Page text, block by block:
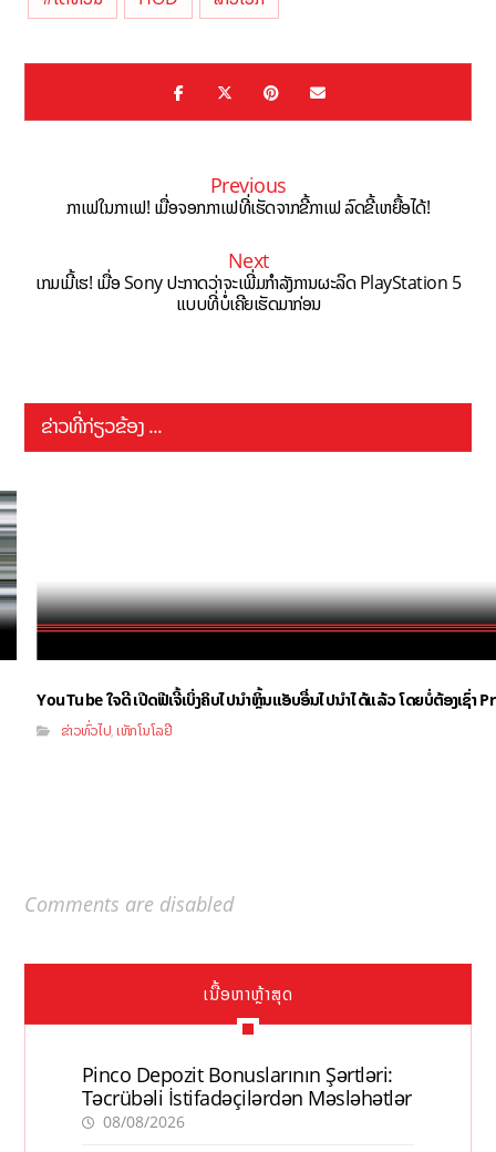
Previous
ກາເຟໃນກາເຟ! ເມື່ອຈອກກາເຟທີ່ເຮັດຈາກຂີ້ກາເຟ ລົດຂີ້ເຫຍື້ອໄດ້!
Next
ເກມເມີ້ເຮ! ເມື່ອ Sony ປະກາດວ່າຈະເພີ່ມກຳລັງການຜະລິດ PlayStation 5
ແບບທີ່ບໍ່ເຄີຍເຮັດມາກ່ອນ
ຂ່າວທີ່ກ່ຽວຂ້ອງ ...
YouTube ໃຈດີ ເປີດຟີເຈີ້ເບິ່ງຄິບໄປນຳຫຼິ້ນແອັບອື່ນໄປນຳໄດ້ແລ້ວ ໂດຍບໍ່ຕ້ອງເຊົ່າ
ຂ່າວທົ່ວໄປ ,ເທັກໂນໂລຢີ
Comments are disabled
ເນື້ອຫາຫຼ້າສຸດ
Pinco Depozit Bonuslarının Şərtləri:
Təcrübəli İstifadəçilərdən Məsləhətlər
08/08/2026